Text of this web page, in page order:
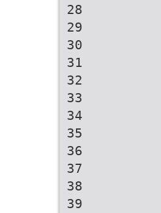
28
29
30
31
32
33
34
35
36
37
38
39